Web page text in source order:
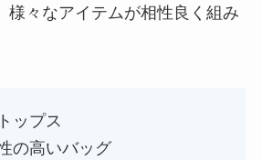
様々なアイテムが相性良く組み
ップス
の高いバッグ